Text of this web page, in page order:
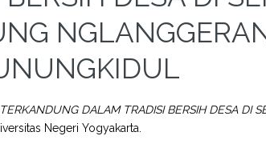
DALAM TRADISI BERSIH DESA DI
Negeri Yogyakarta.